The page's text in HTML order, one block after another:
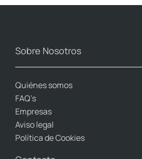
Sobre Nosotros
Quiénes somos
FAQ’s
Empresas
Aviso legal
Política de Cookies